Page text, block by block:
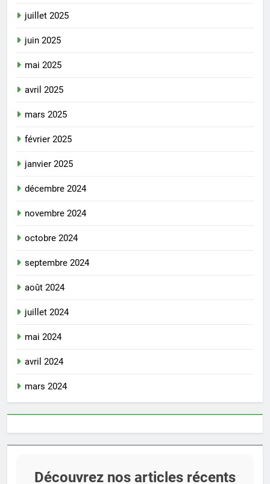
juillet 2025
juin 2025
mai 2025
avril 2025
mars 2025
février 2025
janvier 2025
décembre 2024
novembre 2024
octobre 2024
septembre 2024
août 2024
juillet 2024
mai 2024
avril 2024
mars 2024
Découvrez nos articles récents